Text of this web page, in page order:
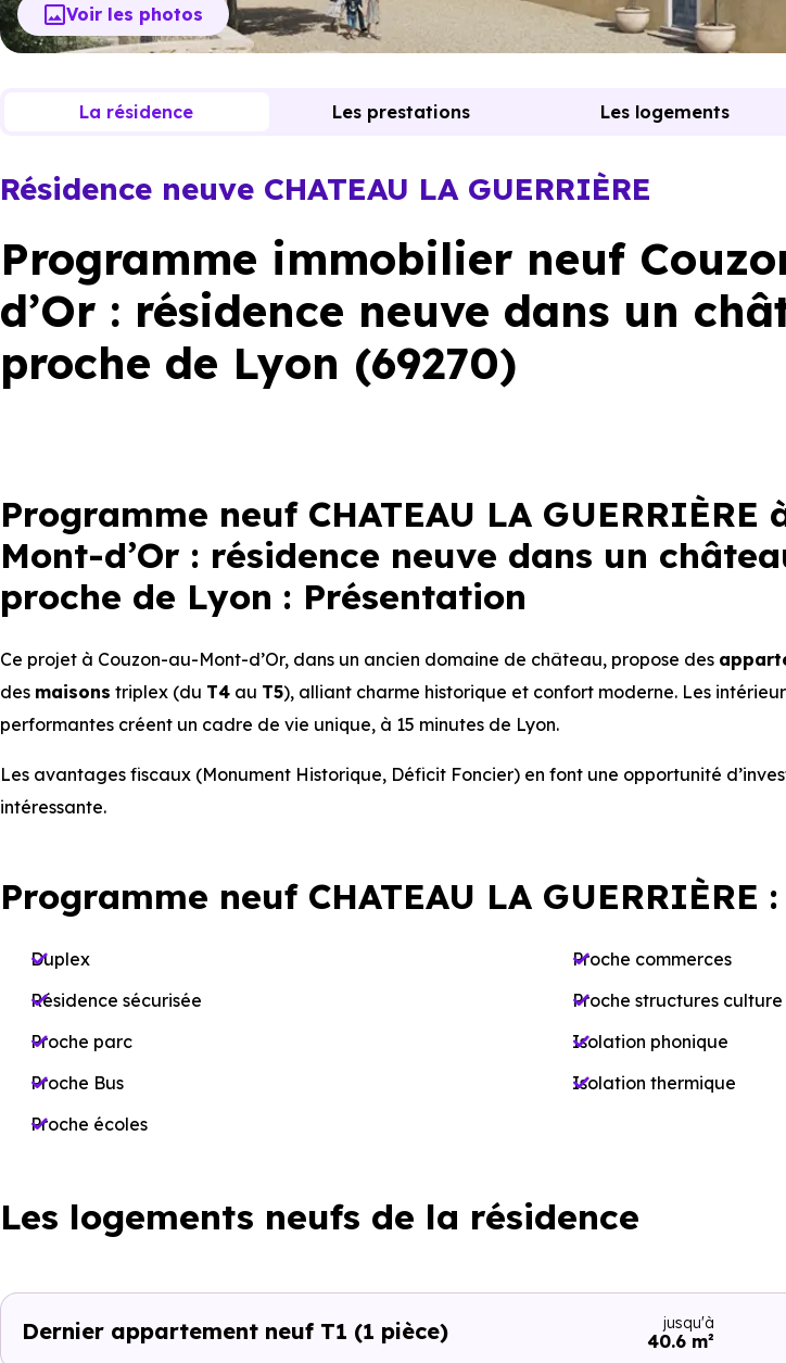
Voir les photos
Résidence neuve CHATEAU LA GUERRIÈRE
Programme immobilier neuf
d’Or : résidence neuve dans un
proche de Lyon (69270)
La résidence Les prestations Les logements
Programme neuf CHATEAU LA GUERRIÈRE
Mont-d’Or : résidence neuve dans un
proche de Lyon : Présentation
Ce projet à Couzon-au-Mont-d’Or, dans un ancien domaine de château, propose des
des maisons triplex (du T4 au T5), alliant charme historique et confort moderne. Les
performantes créent un cadre de vie unique, à 15 minutes de Lyon.
Les avantages fiscaux (Monument Historique, Déficit Foncier) en font une opportunité
intéressante.
Programme neuf CHATEAU LA GUERRIÈRE
Duplex
Résidence sécurisée
Proche parc
Proche Bus
Proche écoles
Proche commerces
Proche structures culture
Isolation phonique
Isolation thermique
Les logements neufs de la résidence
Dernier appartement neuf T1 (1 pièce) jusqu'à
40.6 m²